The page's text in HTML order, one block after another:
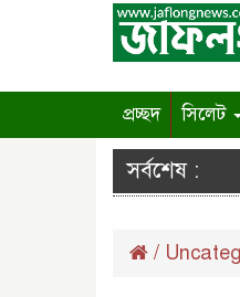
প্রচ্ছদ সিলেট
সর্বশেষ :
/